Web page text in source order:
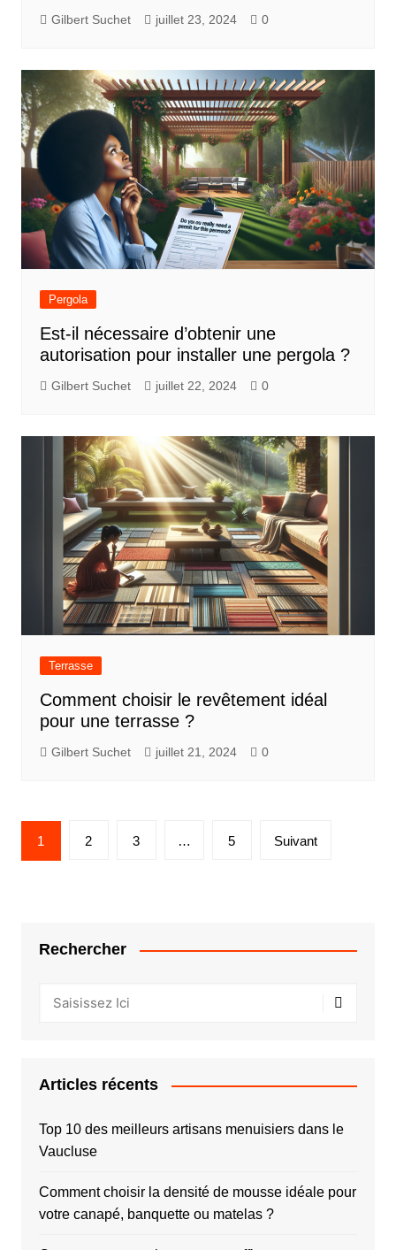
Gilbert Suchet juillet 23, 2024 0
Pergola
Est-il nécessaire d’obtenir une
autorisation pour installer une pergola ?
Gilbert Suchet juillet 22, 2024 0
Terrasse
Comment choisir le revêtement idéal
pour une terrasse ?
Gilbert Suchet juillet 21, 2024 0
Pagination
des
1 2 3 … 5 Suivant
Rechercher
Articles récents
Top 10 des meilleurs artisans menuisiers dans le
Vaucluse
Comment choisir la densité de mousse idéale pour
votre canapé, banquette ou matelas ?